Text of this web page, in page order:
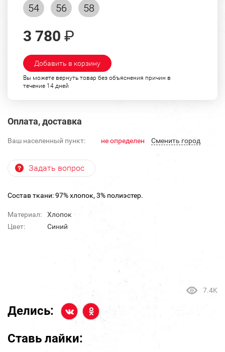
54
56 58
3 780 ₽
Добавить в корзину
Вы можете вернуть товар без объяснения причин в
течение 14 дней
Оплата, доставка
Ваш населенный пункт: не определен Cменить город
Задать вопрос
Состав ткани: 97% хлопок, 3% полиэстер.
Материал:
Хлопок
Цвет:
Синий
7.4K
Делись:
Ставь лайки: